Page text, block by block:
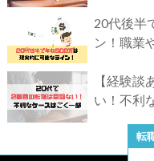
20代後半
ン！職業
【経験
い！不利
転